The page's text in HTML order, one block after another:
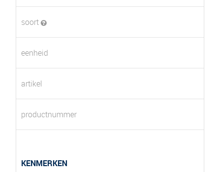
soort
eenheid
artikel
productnummer
KENMERKEN